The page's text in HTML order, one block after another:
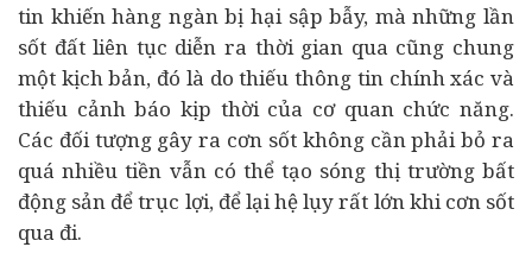
tin khiến hàng ngàn bị hại sập bẫy, mà những lần
sốt đất liên tục diễn ra thời gian qua cũng chung
một kịch bản, đó là do thiếu thông tin chính xác và
thiếu cảnh báo kịp thời của cơ quan chức năng.
Các đối tượng gây ra cơn sốt không cần phải bỏ ra
quá nhiều tiền vẫn có thể tạo sóng thị trường bất
động sản để trục lợi, để lại hệ lụy rất lớn khi cơn sốt
qua đi.